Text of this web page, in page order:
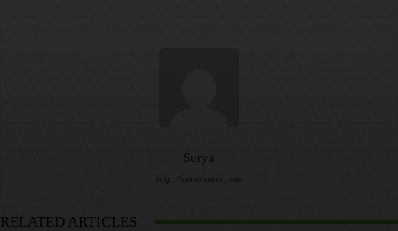
Surya
http://siaranesia.com
RELATED ARTICLES